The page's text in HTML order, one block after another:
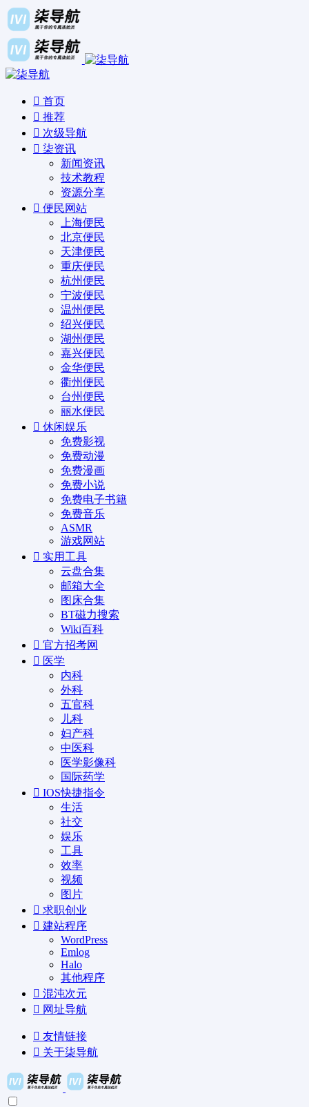
首页
推荐
次级导航
柒资讯
新闻资讯
技术教程
资源分享
便民网站
上海便民
北京便民
天津便民
重庆便民
杭州便民
宁波便民
温州便民
绍兴便民
湖州便民
嘉兴便民
金华便民
衢州便民
台州便民
丽水便民
休闲娱乐
免费影视
免费动漫
免费漫画
免费小说
免费电子书籍
免费音乐
ASMR
游戏网站
实用工具
云盘合集
邮箱大全
图床合集
BT磁力搜索
Wiki百科
官方招考网
医学
内科
外科
五官科
儿科
妇产科
中医科
医学影像科
国际药学
IOS快捷指令
生活
社交
娱乐
工具
效率
视频
图片
求职创业
建站程序
WordPress
Emlog
Halo
其他程序
混沌次元
网址导航
友情链接
关于柒导航